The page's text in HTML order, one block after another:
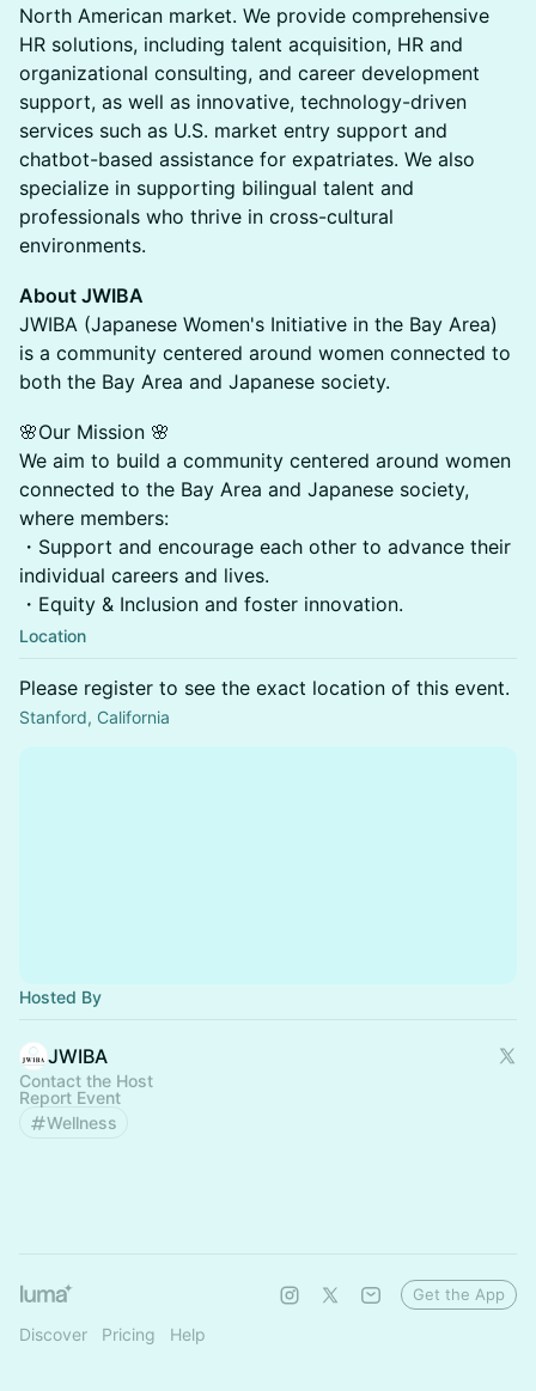
North American market. We provide comprehensive
HR solutions, including talent acquisition, HR and
organizational consulting, and career development
support, as well as innovative, technology-driven
services such as U.S. market entry support and
chatbot-based assistance for expatriates. We also
specialize in supporting bilingual talent and
professionals who thrive in cross-cultural
environments.
About JWIBA
JWIBA (Japanese Women's Initiative in the Bay Area)
is a community centered around women connected to
both the Bay Area and Japanese society.
🌸Our Mission 🌸
We aim to build a community centered around women
connected to the Bay Area and Japanese society,
where members:
・Support and encourage each other to advance their
individual careers and lives.
・Equity & Inclusion and foster innovation.
Location
Please register to see the exact location of this event.
Stanford, California
Hosted By
JWIBA
Contact the Host
Report Event
Wellness
Discover Pricing Help
Get the App